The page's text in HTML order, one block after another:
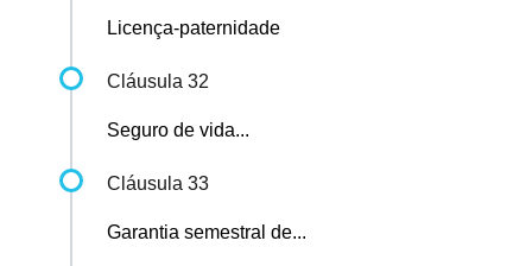
Licença-paternidade
Cláusula 32
Seguro de vida...
Cláusula 33
Garantia semestral de...